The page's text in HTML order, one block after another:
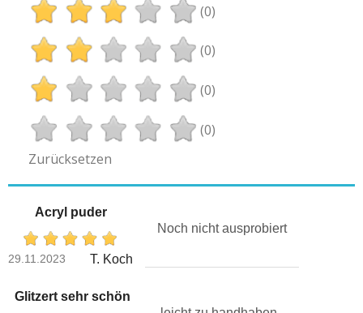
(0)
(0)
(0)
(0)
Zurücksetzen
Acryl puder
29.11.2023 T. Koch
Noch nicht ausprobiert
Glitzert sehr schön